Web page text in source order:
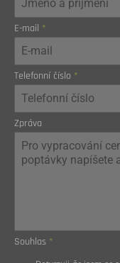
E-mail *
Telefonní číslo *
Zpráva
Souhlas *